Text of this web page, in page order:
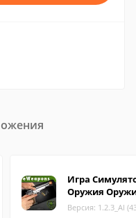
Игра
Оружия
Версия: 1.2.3_Al